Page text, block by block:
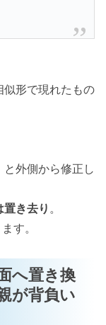
似形で現れたもの
外側から修正し
き去り 。
す。
へ置き換
が背負い